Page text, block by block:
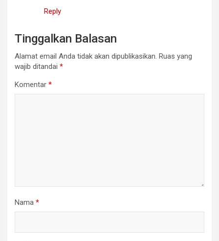
Reply
Tinggalkan Balasan
Alamat email Anda tidak akan dipublikasikan. Ruas yang
wajib ditandai *
Komentar *
Nama *